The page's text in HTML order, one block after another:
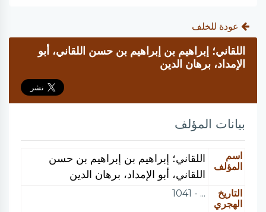
عودة للخلف
اللقاني؛ إبراهيم بن إبراهيم بن حسن اللقاني، أبو
الإمداد، برهان الدين
بيانات المؤلف
اسم
المؤلف
اللقاني؛ إبراهيم بن إبراهيم بن حسن
اللقاني، أبو الإمداد، برهان الدين
التاريخ
الهجري
... - 1041